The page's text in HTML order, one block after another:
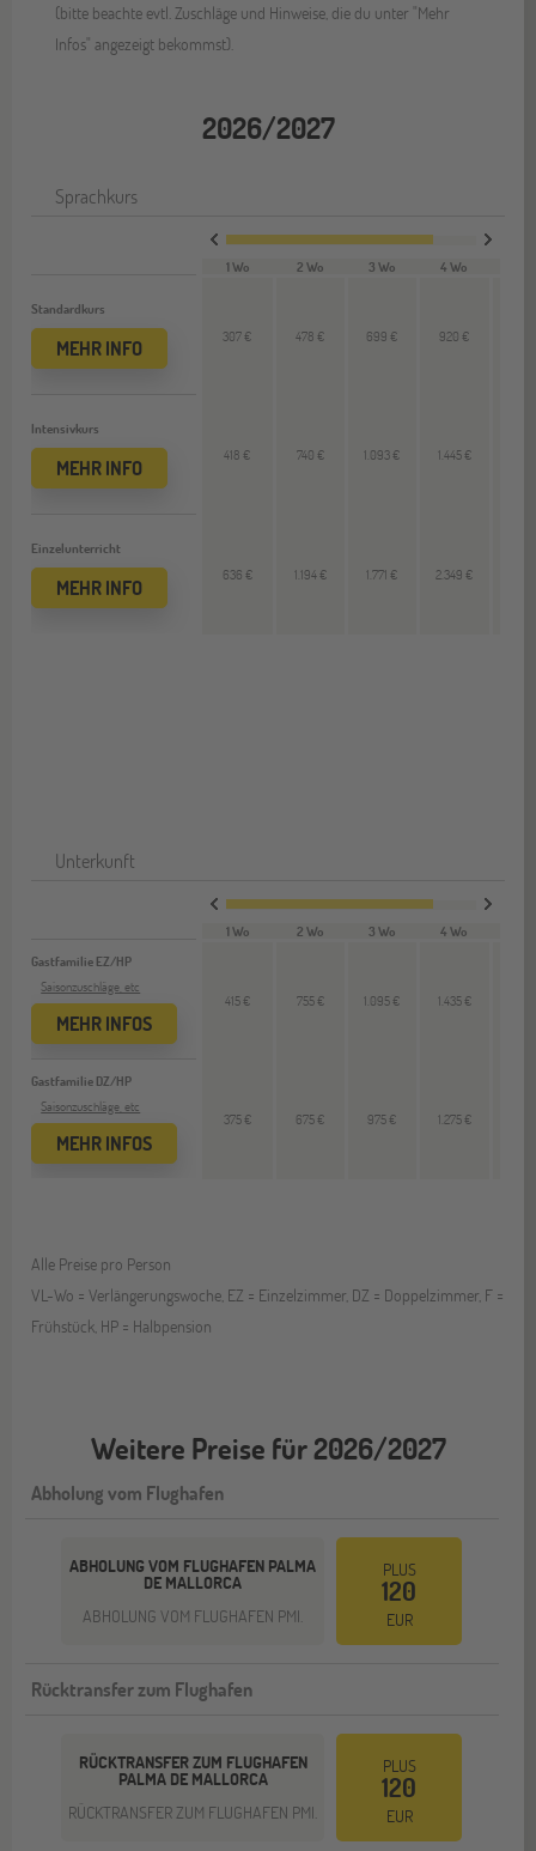
(bitte beachte evtl. Zuschläge und Hinweise, die du unter "Mehr
Infos" angezeigt bekommst).
2026/2027
Sprachkurs
Standardkurs
MEHR INFO
Intensivkurs
MEHR INFO
Einzelunterricht
MEHR INFO
1 Wo 2 Wo 3 Wo 4 Wo
307 € 478 € 699 € 920 €
418 € 740 € 1.093 € 1.445 €
636 € 1.194 € 1.771 € 2.349 €
Unterkunft
Gastfamilie EZ/HP
Saisonzuschläge, etc
MEHR INFOS
Gastfamilie DZ/HP
Saisonzuschläge, etc
MEHR INFOS
1 Wo 2 Wo 3 Wo 4 Wo
415 € 755 € 1.095 € 1.435 €
375 € 675 € 975 € 1.275 €
Alle Preise pro Person
VL-Wo = Verlängerungswoche, EZ = Einzelzimmer, DZ = Doppelzimmer, F =
Frühstück, HP = Halbpension
Weitere Preise für 2026/2027
Abholung vom Flughafen
ABHOLUNG VOM FLUGHAFEN PALMA
DE MALLORCA
ABHOLUNG VOM FLUGHAFEN PMI.
PLUS
120
EUR
Rücktransfer zum Flughafen
RÜCKTRANSFER ZUM FLUGHAFEN
PALMA DE MALLORCA
RÜCKTRANSFER ZUM FLUGHAFEN PMI.
PLUS
120
EUR